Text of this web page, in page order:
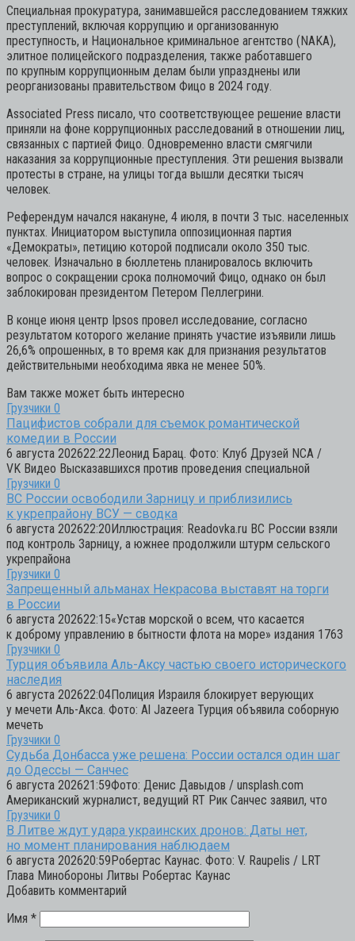
Специальная прокуратура, занимавшейся расследованием тяжких
преступлений, включая коррупцию и организованную
преступность, и Национальное криминальное агентство (NAKA),
элитное полицейского подразделения, также работавшего
по крупным коррупционным делам были упразднены или
реорганизованы правительством Фицо в 2024 году.
Associated Press писало, что соответствующее решение власти
приняли на фоне коррупционных расследований в отношении лиц,
связанных с партией Фицо. Одновременно власти смягчили
наказания за коррупционные преступления. Эти решения вызвали
протесты в стране, на улицы тогда вышли десятки тысяч
человек.
Референдум начался накануне, 4 июля, в почти 3 тыс. населенных
пунктах. Инициатором выступила оппозиционная партия
«Демократы», петицию которой подписали около 350 тыс.
человек. Изначально в бюллетень планировалось включить
вопрос о сокращении срока полномочий Фицо, однако он был
заблокирован президентом Петером Пеллегрини.
В конце июня центр Ipsos провел исследование, согласно
результатом которого желание принять участие изъявили лишь
26,6% опрошенных, в то время как для признания результатов
действительными необходима явка не менее 50%.
Вам также может быть интересно
Грузчики 0
Пацифистов собрали для съемок романтической
комедии в России
6 августа 202622:22Леонид Барац. Фото: Клуб Друзей NCA /
VK Видео Высказавшихся против проведения специальной
Грузчики 0
ВС России освободили Зарницу и приблизились
к укрепрайону ВСУ — сводка
6 августа 202622:20Иллюстрация: Readovka.ru ВС России взяли
под контроль Зарницу, а южнее продолжили штурм сельского
укрепрайона
Грузчики 0
Запрещенный альманах Некрасова выставят на торги
в России
6 августа 202622:15«Устав морской о всем, что касается
к доброму управлению в бытности флота на море» издания 1763
Грузчики 0
Турция объявила Аль-Аксу частью своего исторического
наследия
6 августа 202622:04Полиция Израиля блокирует верующих
у мечети Аль-Акса. Фото: Al Jazeera Турция объявила соборную
мечеть
Грузчики 0
Судьба Донбасса уже решена: России остался один шаг
до Одессы — Санчес
6 августа 202621:59Фото: Денис Давыдов / unsplash.com
Американский журналист, ведущий RT Рик Санчес заявил, что
Грузчики 0
В Литве ждут удара украинских дронов: Даты нет,
но момент планирования наблюдаем
6 августа 202620:59Робертас Каунас. Фото: V. Raupelis / LRT
Глава Минобороны Литвы Робертас Каунас
Добавить комментарий
Имя *